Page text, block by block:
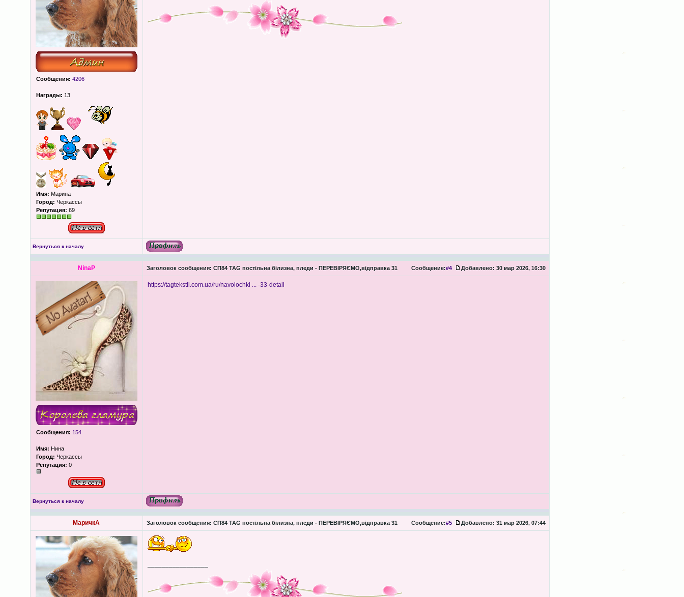
Сообщения: 4206
Награды: 13
Имя: Марина
Город: Черкассы
Репутация: 69
Вернуться к началу
NinaP Заголовок сообщения: СП84 TAG постільна білизна, пледи - ПЕРЕВІРЯЄМО,відправка 31 Сообщение:#4 Добавлено: 30 мар 2026, 16:30
Сообщения: 154
Имя: Нина
Город: Черкассы
Репутация: 0
https://tagtekstil.com.ua/ru/navolochki ... -33-detail
Вернуться к началу
МаричкА Заголовок сообщения: СП84 TAG постільна білизна, пледи - ПЕРЕВІРЯЄМО,відправка 31 Сообщение:#5 Добавлено: 31 мар 2026, 07:44